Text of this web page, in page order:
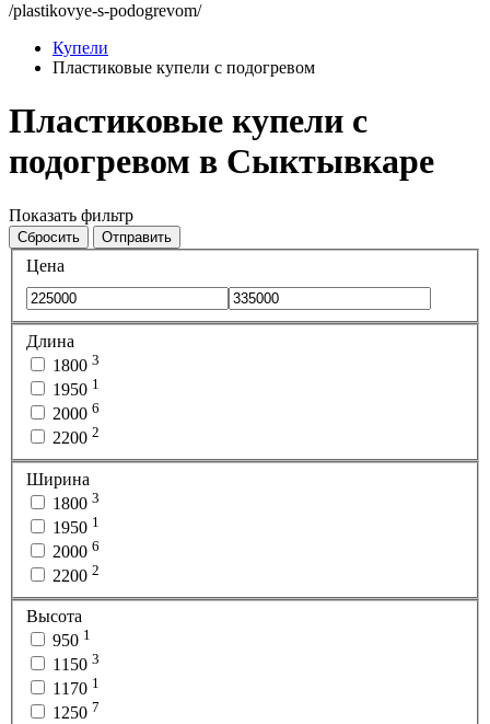
/plastikovye-s-podogrevom/
Купели
Пластиковые купели с подогревом
Пластиковые купели с
подогревом в Сыктывкаре
Показать фильтр
Сбросить Отправить
Цена
Длина
1800 3
1950 1
2000 6
2200 2
Ширина
1800 3
1950 1
2000 6
2200 2
Высота
950 1
1150 3
1170 1
1250 7